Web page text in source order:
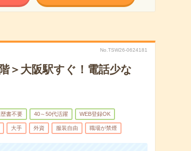
No.TSW26-0624181
＞大阪駅すぐ！電話少な
歴書不要 40～50代活躍 WEB登録OK
大手 外資 服装自由 職場が禁煙